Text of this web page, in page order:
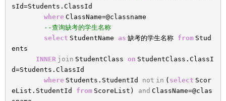
sId=Students.ClassId
where ClassName=@classname
--查询缺考的学生名称
select StudentName as 缺考的学生名称 from Stud
ents
INNER join StudentClass on StudentClass.ClassI
d=Students.ClassId
where Students.StudentId not in ( select Scor
eList.StudentId from ScoreList) and ClassName=@clas